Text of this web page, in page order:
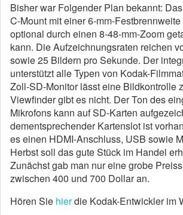
Bisher war Folgender Plan bekannt:
C-Mount mit einer 6-mm-
optional durch einen 8-48-mm-Zoom
kann. Die Aufzeichnungsraten reichen
sowie 25 Bildern pro Sekunde. Der
unterstützt alle Typen von Kodak-
Zoll-SD-Monitor lässt eine Bildkontrolle
Viewfinder gibt es nicht. Der Ton des
Mikrofons kann auf SD-Karten
dementsprechender Kartenslot ist
es einen HDMI-Anschluss, USB sowie
Herbst soll das gute Stück im Handel
Zunächst gab man nur eine grobe
zwischen 400 und 700 Dollar an.
Hören Sie hierdie Kodak-Entwickler im